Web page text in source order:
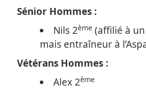
Sénior Hommes :
Nils 2ème(affilié à
mais entraîneur à
Vétérans Hommes :
Alex 2ème